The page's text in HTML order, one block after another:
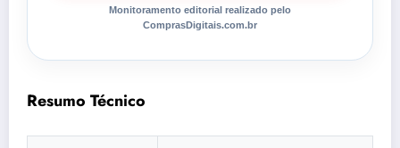
Monitoramento editorial realizado pelo
ComprasDigitais.com.br
Resumo Técnico